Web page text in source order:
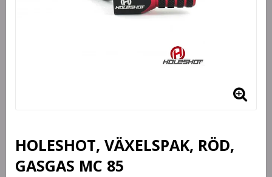
HOLESHOT, VÄXELSPAK, RÖD,
GASGAS MC 85